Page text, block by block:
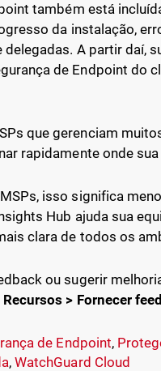
também está
da instalação,
A partir daí,
de Endpoint do
que gerenciam
rapidamente onde
isso significa
Hub ajuda sua
clara de todos os
ou sugerir
Recursos > Fornecer
de Endpoint,
,WatchGuard Cloud